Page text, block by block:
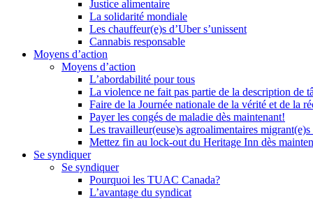
Justice alimentaire
La solidarité mondiale
Les chauffeur(e)s d’Uber s’unissent
Cannabis responsable
Moyens d’action
Moyens d’action
L’abordabilité pour tous
La violence ne fait pas partie de la description de
Faire de la Journée nationale de la vérité et de la
Payer les congés de maladie dès maintenant!
Les travailleur(euse)s agroalimentaires
Mettez fin au lock-out du Heritage Inn dès
Se syndiquer
Se syndiquer
Pourquoi les TUAC Canada?
L’avantage du syndicat